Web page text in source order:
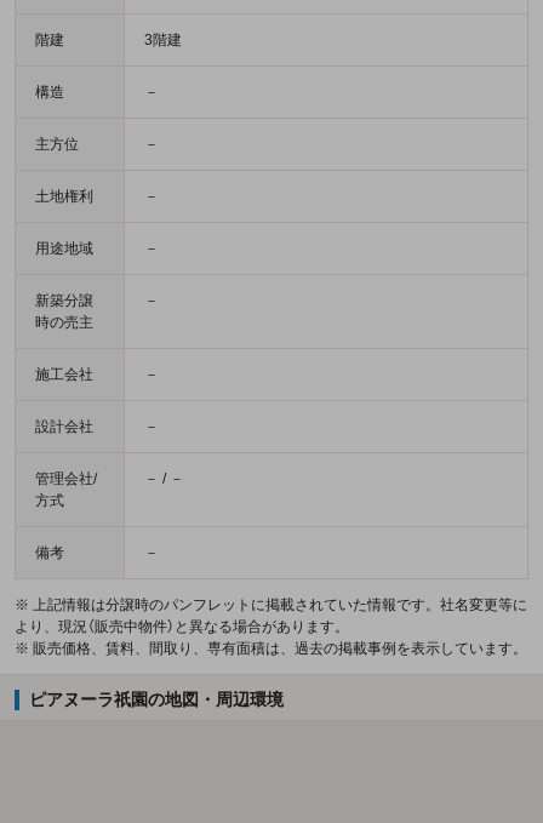
階建 3階建
構造 －
主方位 －
土地権利 －
用途地域 －
新築分譲
時の売主
－
施工会社 －
設計会社 －
管理会社/
方式
－ / －
備考 －
※ 上記情報は分譲時のパンフレットに掲載されていた情報です。社名変更等に
より、現況（販売中物件）と異なる場合があります。
※ 販売価格、賃料、間取り、専有面積は、過去の掲載事例を表示しています。
ピアヌーラ祇園の地図・周辺環境